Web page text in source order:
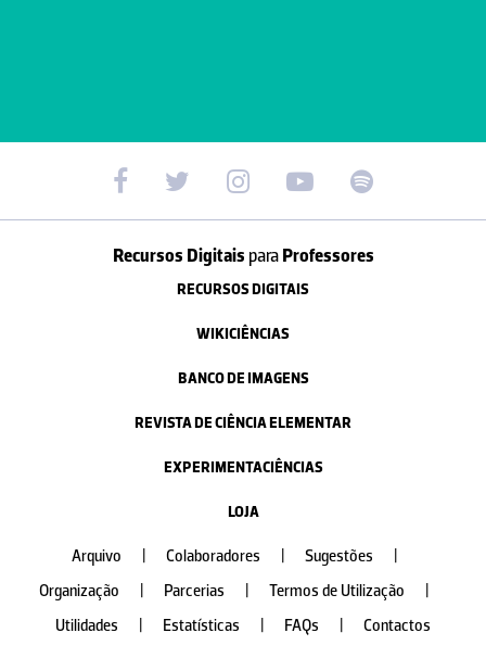
Recursos Digitais paraProfessores
RECURSOS DIGITAIS
WIKICIÊNCIAS
BANCO DE IMAGENS
REVISTA DE CIÊNCIA ELEMENTAR
EXPERIMENTACIÊNCIAS
LOJA
Arquivo Colaboradores Sugestões
Organização
Parcerias Termos de Utilização
Utilidades
Estatísticas FAQs Contactos